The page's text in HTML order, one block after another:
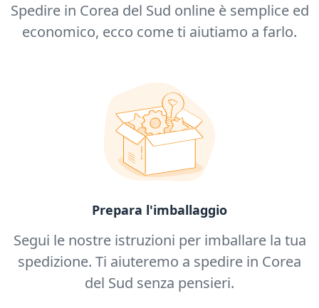
Spedire in Corea del Sud online è semplice ed
economico, ecco come ti aiutiamo a farlo.
Prepara l'imballaggio
Segui le nostre istruzioni per imballare la tua
spedizione. Ti aiuteremo a spedire in Corea
del Sud senza pensieri.